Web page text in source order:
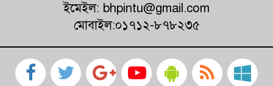
ইমেইল: bhpintu@gmail.com
মোবাইল:০১৭১২-৮৭৮২৩৫